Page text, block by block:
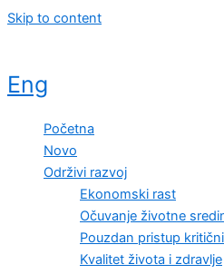
Skip to content
Eng
Početna
Novo
Održivi razvoj
Ekonomski rast
Očuvanje životne
Pouzdan pristup
Kvalitet života i zdravlje